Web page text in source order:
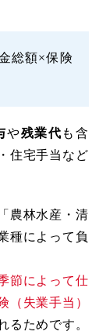
総額×保険
や残業代 も含
住宅手当など
農林水産・清
種によって負
節によって仕
（失業手当）
るためです。